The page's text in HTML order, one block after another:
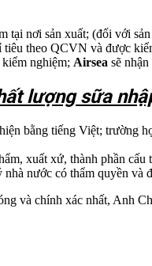
tại nơi sản xuất; (đối với
tiêu theo QCVN và được
nghiệm; Airsea sẽ
lượng sữa
bằng tiếng Việt; trường
xuất xứ, thành phần
nước có thẩm quyền
và chính xác nhất, Anh